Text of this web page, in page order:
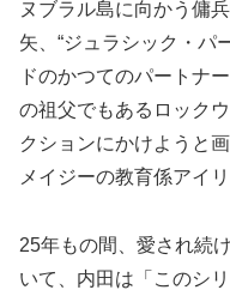
ヌブラル島に向かう傭
矢、“ジュラシック・パ
ドのかつてのパートナ
の祖父でもあるロック
クションにかけようと
メイジーの教育係アイ
25年もの間、愛され続
いて、内田は「このシ